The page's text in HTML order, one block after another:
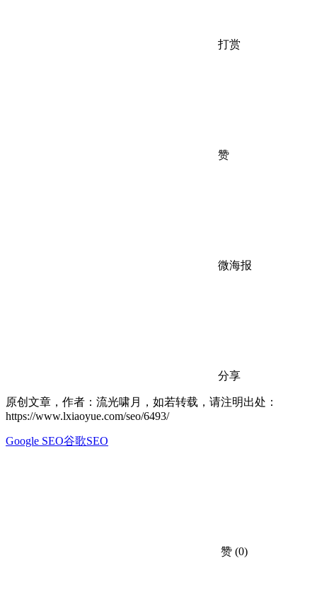
打赏
赞
微海报
分享
原创文章，作者：流光啸月，如若转载，请注明出处：
https://www.lxiaoyue.com/seo/6493/
Google SEO谷歌SEO
赞 (0)